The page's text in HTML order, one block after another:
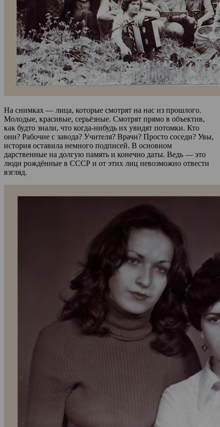
На снимках — лица, которые смотрят на нас из прошлого.
Молодые, красивые, серьёзные. Смотрят прямо в объектив,
как будто знали, что когда-нибудь их увидят потомки. Кто
они? Рабочие с завода? Учителя? Врачи? Просто соседи? Увы,
история оставила немного подписей. В основном
дарственные на долгую память и конечно даты. Ведь — это
люди рождённые в СССР и от этих лиц невозможно отвести
взгляд.